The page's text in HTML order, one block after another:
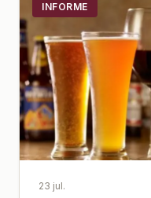
INFORME
23 jul.